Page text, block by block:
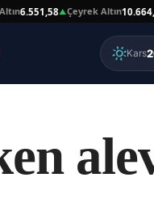
6.551,58▲ Çeyrek Altın 10.664,34—
Kars